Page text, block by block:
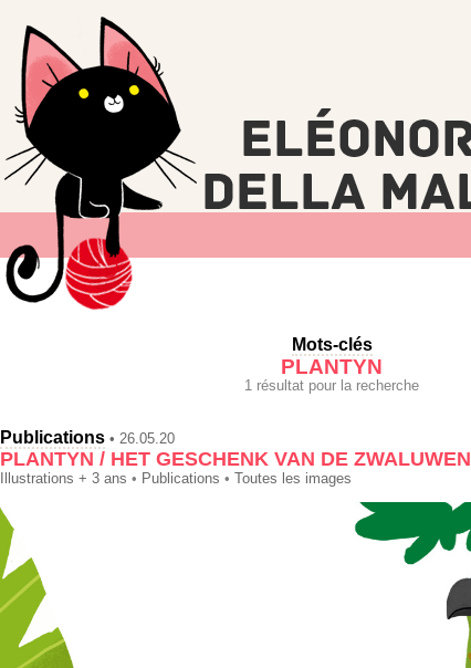
Mots-clés
PLANTYN
1 résultat pour la recherche
Publications • 26.05.20
PLANTYN / HET GESCHENK VAN DE ZWALUWEN
Illustrations + 3 ans • Publications • Toutes les images